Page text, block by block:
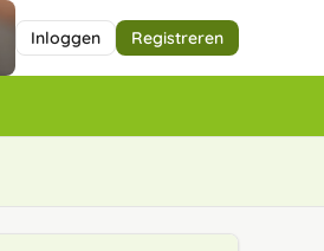
Inloggen Registreren